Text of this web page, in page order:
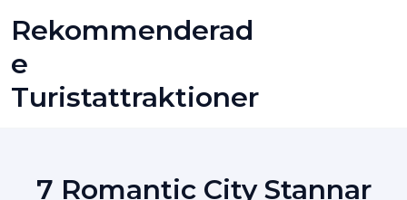
Rekommenderad
E
Turistattraktioner
7 Romantic City Stannar